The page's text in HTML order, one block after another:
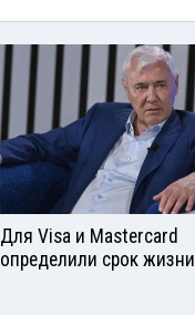
Для Visа и Mastercard
определили срок жизни